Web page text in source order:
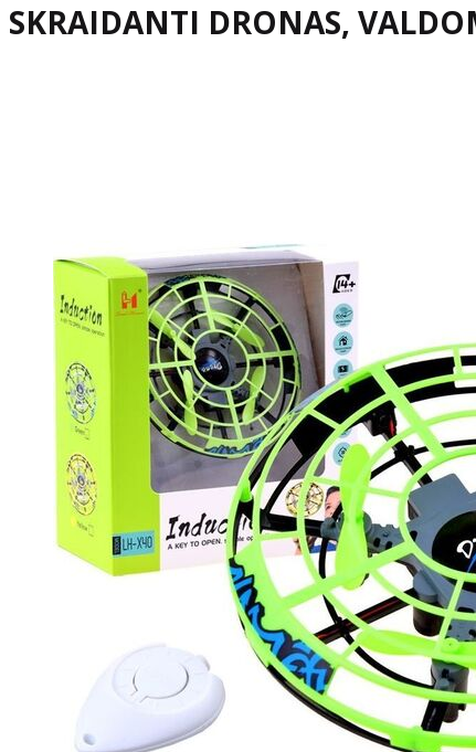
SKRAIDANTI DRONAS,